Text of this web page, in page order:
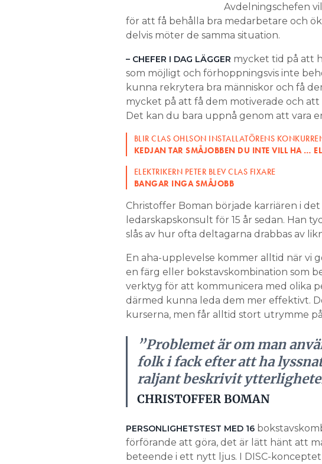
Avdelningschefen
för att få behålla bra medarbetare och
delvis möter de samma situation.
– CHEFER I DAG LÄGGER mycket tid på att
som möjligt och förhoppningsvis inte
kunna rekrytera bra människor och få
mycket på att få dem motiverade och
Det kan du bara uppnå genom att vara
BLIR CLAS OHLSON INSTALLATÖRENS
KEDJAN TAR SMÅJOBBEN DU INTE VILL HA …
ELEKTRIKERN PETER BLEV CLAS FIXARE
BANGAR INGA SMÅJOBB
Christoffer Boman började karriären i det
ledarskapskonsult för 15 år sedan. Han
slås av hur ofta deltagarna drabbas av
En aha-upplevelse kommer alltid när vi
en färg eller bokstavskombination som
verktyg för att kommunicera med olika
därmed kunna leda dem mer effektivt.
kurserna, men får alltid stort utrymme
”Problemet är om man
folk i fack efter att ha
raljant beskrivit
CHRISTOFFER BOMAN
PERSONLIGHETSTEST MED 16
förförande att göra, det är lätt hänt att
beteende i ett nytt ljus. I DISC-